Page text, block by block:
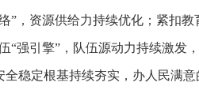
”，资源供给力持续优化；紧扣
“强引擎”，队伍源动力持续激
稳定根基持续夯实，办人民满意